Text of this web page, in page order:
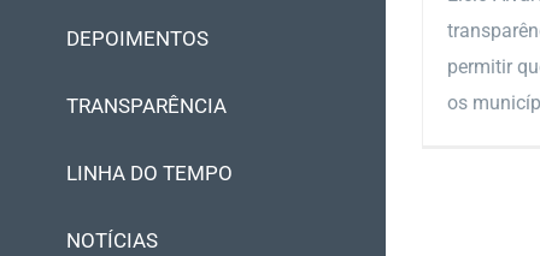
DEPOIMENTOS
TRANSPARÊNCIA
LINHA DO TEMPO
NOTÍCIAS
permitir
os